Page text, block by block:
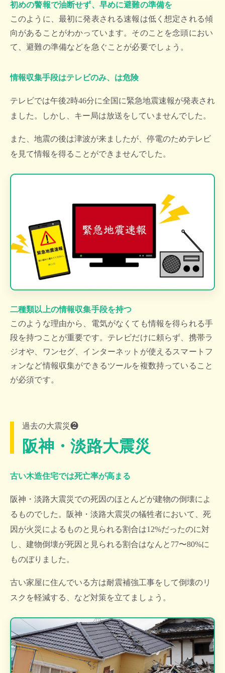
初めの警報で油断せず、早めに避難の準備を
このように、最初に発表される速報は低く想定される傾
向があることがわかっています。 そのことを念頭におい
て、避難の準備などを急ぐことが必要でしょう。
情報収集手段はテレビのみ、は危険
テレビでは午後2時46分に全国に緊急地震速報が発表され
ました。しかし、キー局は放送をしていませんでした。
また、地震の後は津波が来ましたが、停電のためテレビ
を見て情報を得ることができませんでした。
二種類以上の情報収集手段を持つ
このような理由から、電気がなくても情報を得られる手
段を持つことが重要です。 テレビだけに頼らず、携帯ラ
ジオや、ワンセグ、インターネットが使えるスマートフ
ォンなど情報収集ができるツールを複数持っていること
が必須です。
過去の大震災❷
阪神・淡路大震災
古い木造住宅では死亡率が高まる
阪神・淡路大震災での死因のほとんどが建物の倒壊によ
るものでした。阪神・淡路大震災の犠牲者において、死
因が火災によるものと見られる割合は12%だったのに対
し、建物倒壊が死因と見られる割合はなんと77〜80%に
ものぼりました。
古い家屋に住んでいる方は耐震補強工事をして倒壊のリ
スクを軽減する、など対策を立てましょう。